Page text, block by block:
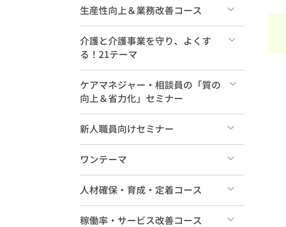
特典動画
すべて
新人研修（基礎編2時間）
特典動画
生産性向上＆業務改善コース
すべて
介護と介護事業を守り、よくす
る！21テーマ
すべて
ケアマネジャー・相談員の「質の
向上＆省力化」セミナー
すべて
新人職員向けセミナー
すべて
ワンテーマ
すべて
人材確保・育成・定着コース
すべて
稼働率・サービス改善コース